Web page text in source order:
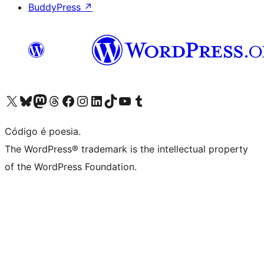
BuddyPress ↗
Visite a nossa conta X (antigo Twitter)
Visit our Bluesky account
Visit our Mastodon account
Visit our Threads account
Visite a nossa página do Facebook
Visite a nossa conta no Instagram
Visite a nossa conta no LinkedIn
Visit our TikTok account
Visit our YouTube channel
Visit our Tumblr account
Código é poesia.
The WordPress® trademark is the intellectual property
of the WordPress Foundation.